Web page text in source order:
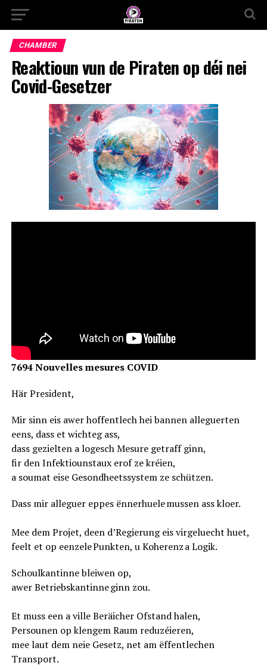
CHAMBER
Reaktioun vun de Piraten op déi nei
Covid-Gesetzer
7694 Nouvelles mesures COVID
Här President,
Mir sinn eis awer hoffentlech hei bannen alleguerten
eens, dass et wichteg ass,
dass gezielten a logesch Mesure getraff ginn,
fir den Infektiounstaux erof ze kréien,
a soumat eise Gesondheetssystem ze schützen.
Dass mir alleguer eppes ënnerhuele mussen ass kloer.
Mee dem Projet, deen d’Regierung eis virgeluecht huet,
feelt et op eenzele Punkten, u Koherenz a Logik.
Schoulkantinne bleiwen op,
awer Betriebskantinne ginn zou.
Et muss een a ville Beräicher Ofstand halen,
Persounen op klengem Raum reduzéieren,
mee laut dem neie Gesetz, net am ëffentlechen
Transport.